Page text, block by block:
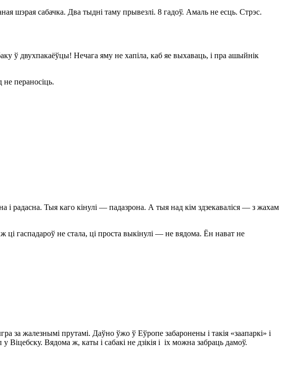
шэрая сабачка. Два тыдні таму прывезлі. 8 гадоў. Амаль не есць. Стрэс.
ў двухпакаёўцы! Нечага яму не хапіла, каб яе выхаваць, і пра ашыйнік
не пераносіць.
радасна. Тыя каго кінулі — падазрона. А тыя над кім здзекаваліся — з жахам
гаспадароў не стала, ці проста выкінулі — не вядома. Ён нават не
за жалезнымі прутамі. Даўно ўжо ў Еўропе забаронены і такія «заапаркі» і
Вядома ж, каты і сабакі не дзікія і іх можна забраць дамоў.